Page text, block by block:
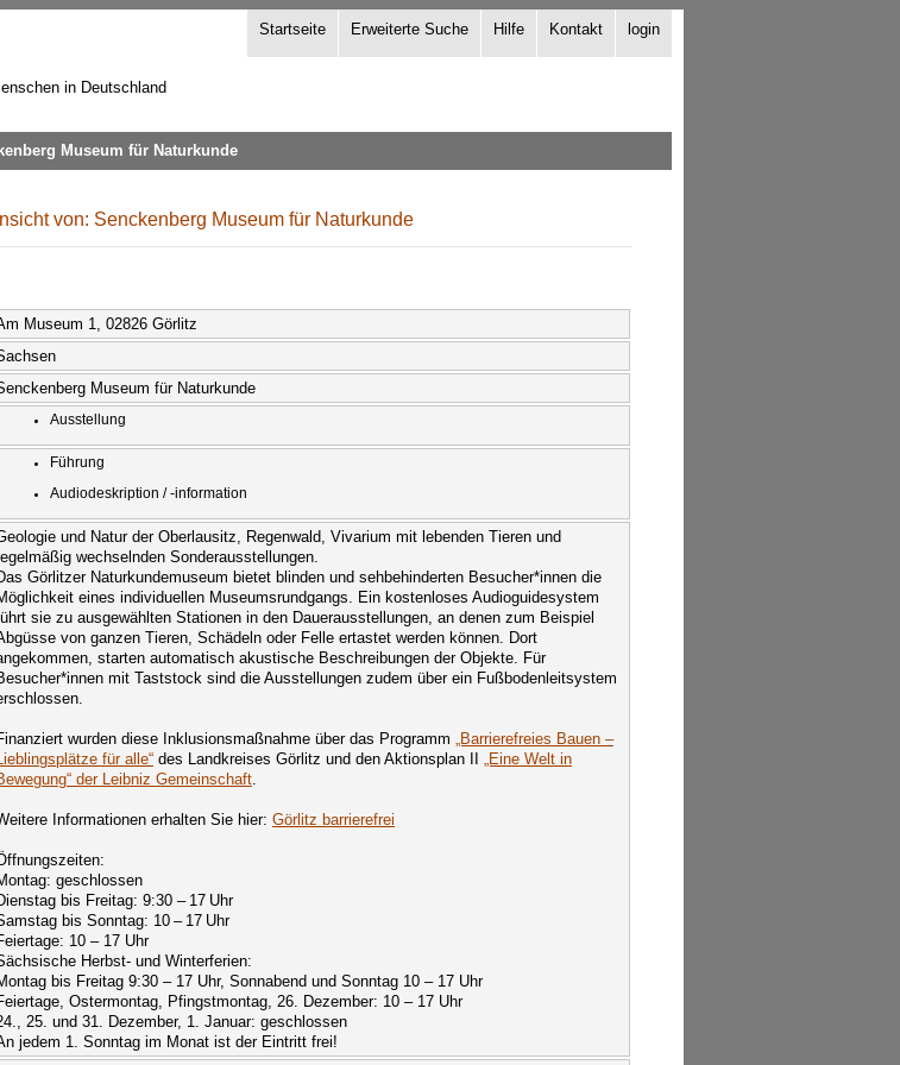
in Deutschland
Museum für Naturkunde
Startseite Erweiterte Suche Hilfe Kontakt login
von: Senckenberg Museum für Naturkunde
Museum 1, 02826 Görlitz
Museum für Naturkunde
Ausstellung
Führung
Audiodeskription / -information
und Natur der Oberlausitz, Regenwald, Vivarium mit lebenden Tieren und
wechselnden Sonderausstellungen.
Görlitzer Naturkundemuseum bietet blinden und sehbehinderten Besucher*innen die
eines individuellen Museumsrundgangs. Ein kostenloses Audioguidesystem
sie zu ausgewählten Stationen in den Dauerausstellungen, an denen zum Beispiel
von ganzen Tieren, Schädeln oder Felle ertastet werden können. Dort
starten automatisch akustische Beschreibungen der Objekte. Für
mit Taststock sind die Ausstellungen zudem über ein Fußbodenleitsystem
wurden diese Inklusionsmaßnahme über das Programm „Barrierefreies Bauen –
für alle“des Landkreises Görlitz und den Aktionsplan II „Eine Welt in
der Leibniz Gemeinschaft.
Informationen erhalten Sie hier: Görlitz barrierefrei
geschlossen
bis Freitag: 9:30 – 17 Uhr
bis Sonntag: 10 – 17 Uhr
10 – 17 Uhr
Herbst- und Winterferien:
bis Freitag 9:30 – 17 Uhr, Sonnabend und Sonntag 10 – 17 Uhr
Ostermontag, Pfingstmontag, 26. Dezember: 10 – 17 Uhr
25. und 31. Dezember, 1. Januar: geschlossen
jedem 1. Sonntag im Monat ist der Eintritt frei!